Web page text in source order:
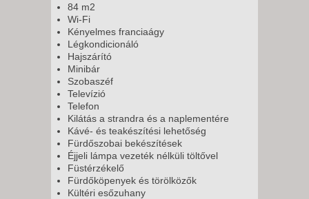
84 m2
Wi-Fi
Kényelmes franciaágy
Légkondicionáló
Hajszárító
Minibár
Szobaszéf
Televízió
Telefon
Kilátás a strandra és a naplementére
Kávé- és teakészítési lehetőség
Fürdőszobai bekészítések
Éjjeli lámpa vezeték nélküli töltővel
Füstérzékelő
Fürdőköpenyek és törölközők
Kültéri esőzuhany